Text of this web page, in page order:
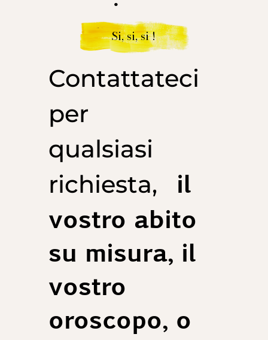
Contattateci
per
qualsiasi
richiesta,
il
vostro abito
su misura, il
vostro
oroscopo, o
Si, si, si !